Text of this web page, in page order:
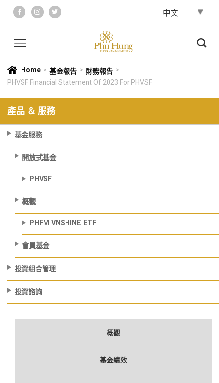
content
Home > 基金報告 > 財務報告 >
PHVSF Financial Statement Of 2023 For PHVSF
產品 ＆ 服務
基金服務
開放式基金
PHVSF
概觀
PHFM VNSHINE ETF
會員基金
投資組合管理
投資諮詢
概觀
基金績效